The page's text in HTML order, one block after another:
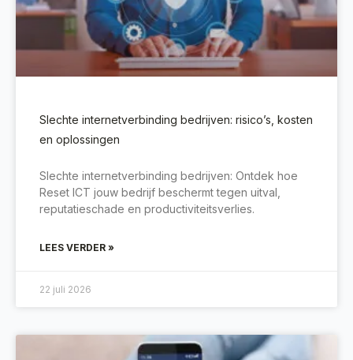
Slechte internetverbinding bedrijven: risico’s, kosten
en oplossingen
Slechte internetverbinding bedrijven: Ontdek hoe
Reset ICT jouw bedrijf beschermt tegen uitval,
reputatieschade en productiviteitsverlies.
LEES VERDER »
22 juli 2026